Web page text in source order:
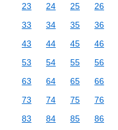
23
24 25 26
33
34 35 36
43
44 45 46
53
54 55 56
63
64 65 66
73
74 75 76
83
84 85 86